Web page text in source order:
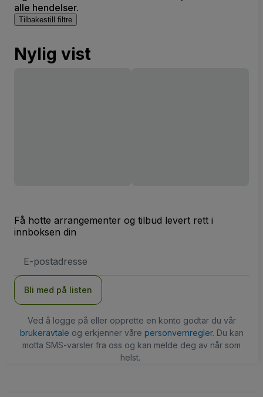
alle hendelser.
Tilbakestill filtre
Nylig vist
Få hotte arrangementer og tilbud levert rett i
innboksen din
postadresse
Bli med på listen
Ved å logge på eller opprette en konto godtar du vår
brukeravtale og erkjenner våre personvernregler. Du kan
motta SMS-varsler fra oss og kan melde deg av når som
helst.